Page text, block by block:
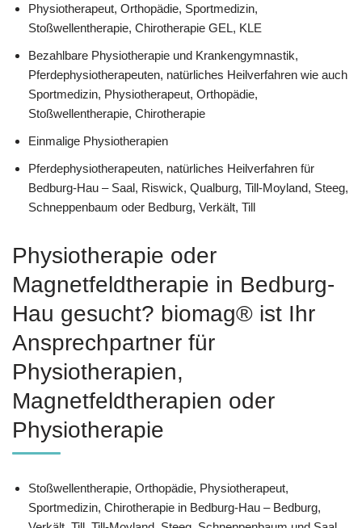
Physiotherapeut, Orthopädie, Sportmedizin,
Stoßwellentherapie, Chirotherapie GEL, KLE
Bezahlbare Physiotherapie und Krankengymnastik,
Pferdephysiotherapeuten, natürliches Heilverfahren wie auch
Sportmedizin, Physiotherapeut, Orthopädie,
Stoßwellentherapie, Chirotherapie
Einmalige Physiotherapien
Pferdephysiotherapeuten, natürliches Heilverfahren für
Bedburg-Hau – Saal, Riswick, Qualburg, Till-Moyland, Steeg,
Schneppenbaum oder Bedburg, Verkält, Till
Physiotherapie oder
Magnetfeldtherapie in Bedburg-
Hau gesucht? biomag® ist Ihr
Ansprechpartner für
Physiotherapien,
Magnetfeldtherapien oder
Physiotherapie
Stoßwellentherapie, Orthopädie, Physiotherapeut,
Sportmedizin, Chirotherapie in Bedburg-Hau – Bedburg,